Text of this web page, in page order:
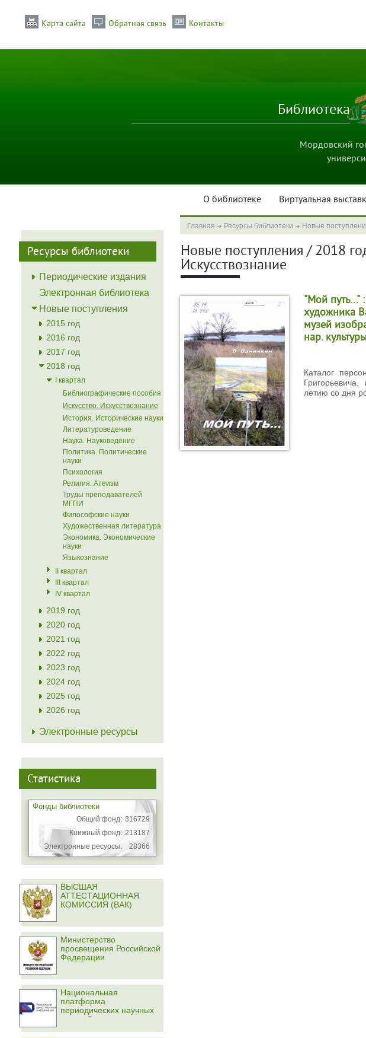
Карта сайта Обратная связь Контакты
Библиотека
Мордовский
О библиотеке Виртуальная
Ресурсы библиотеки
Периодические издания
Электронная библиотека
Новые поступления
2015 год
2016 год
2017 год
2018 год
I квартал
Библиографические пособия
Искусство. Искусствознание
История. Исторические науки
Литературоведение
Наука. Науковедение
Политика. Политические
науки
Психология
Религия. Атеизм
Труды преподавателей
МГПИ
Философские науки
Художественная литература
Экономика. Экономические
науки
Языкознание
II квартал
III квартал
IV квартал
2019 год
2020 год
2021 год
2022 год
2023 год
2024 год
2025 год
2026 год
Электронные ресурсы
Статистика
Фонды библиотеки
Общий фонд: 316729
Книжный фонд: 213187
Электронные ресурсы:
28366
ВЫСШАЯ
АТТЕСТАЦИОННАЯ
КОМИССИЯ (ВАК)
Министерство
просвещения Российской
Федерации
Национальная
платформа
периодических научных
изданий
Главная Ресурсы библиотеки Новые
Новые поступления / 2018
Искусствознание
"Мой путь..."
художника
музей
нар.
Каталог
летию со дня